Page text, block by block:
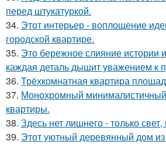
перед штукатуркой.
34. Этот интерьер - воплощение
городской квартире.
35. Это бережное слияние истории
каждая деталь дышит уважением к
36. Трёхкомнатная квартира
37. Монохромный минималистичный
квартиры.
38. Здесь нет лишнего - только
39. Этот уютный деревянный дом из